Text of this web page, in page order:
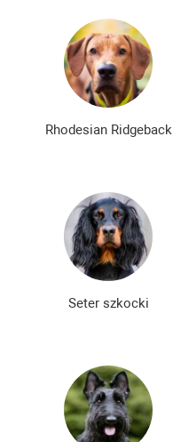
Rhodesian Ridgeback
Seter szkocki